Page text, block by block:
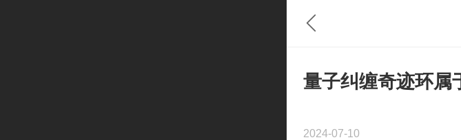
量子纠缠奇迹环属
2024-07-10